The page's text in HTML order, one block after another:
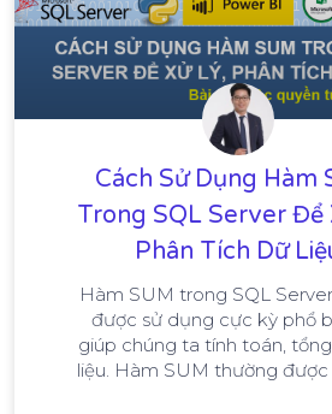
Cách Sử Dụng Hàm
Trong SQL Server Để
Phân Tích Dữ
Hàm SUM trong SQL
được sử dụng cực kỳ phổ
giúp chúng ta tính toán,
liệu. Hàm SUM thường